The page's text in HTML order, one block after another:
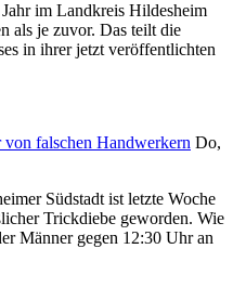
im Landkreis Hildesheim
als je zuvor. Das teilt die
in ihrer jetzt veröffentlichten
falschen Handwerkern Do,
Südstadt ist letzte Woche
Trickdiebe geworden. Wie
Männer gegen 12:30 Uhr an